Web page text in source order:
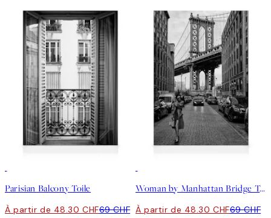
Parisian Balcony Toile
À partir de 48.30 CHF69 CHF
Woman by Manhattan Bridge Toile
À partir de 48.30 CHF69 CHF